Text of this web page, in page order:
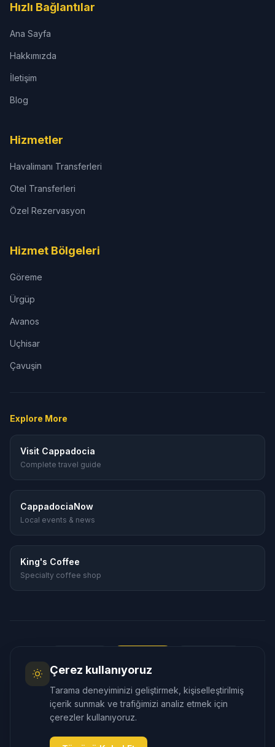
Hızlı Bağlantılar
Ana Sayfa
Hakkımızda
İletişim
Blog
Hizmetler
Havalimanı Transferleri
Otel Transferleri
Özel Rezervasyon
Hizmet Bölgeleri
Göreme
Ürgüp
Avanos
Uçhisar
Çavuşin
Explore More
Visit Cappadocia
Complete travel guide
CappadociaNow
Local events & news
King's Coffee
Specialty coffee shop
🇰🇷 한국어 🇯🇵 日本語
🇲🇾 Bahasa Melayu
Çerez kullanıyoruz
Tarama deneyiminizi geliştirmek, kişiselleştirilmiş
içerik sunmak ve trafiğimizi analiz etmek için
çerezler kullanıyoruz.